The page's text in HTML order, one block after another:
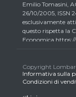
Emilio Tomasini,
26/10/2005, ISSN
esclusivamente
questo rispetta la
Economica
essere
iscritti all’Ordine
oggetto dei loro
Copyright
Informativa sulla
Condizioni di